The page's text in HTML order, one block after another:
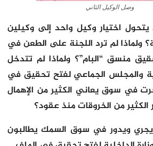
وصل الوكيل الثاني
اختيار وكيل واحد إلى وكيلين
ولماذا لم ترد اللجنة على الطعن في
منسق “البام”؟ ولماذا لم تتدخل
والمجلس الجماعي لفتح تحقيق في
في سوق يعاني الكثير من الإهمال
من الخروقات منذ عقود؟
يجري ويدور في سوق السمك يطالبون